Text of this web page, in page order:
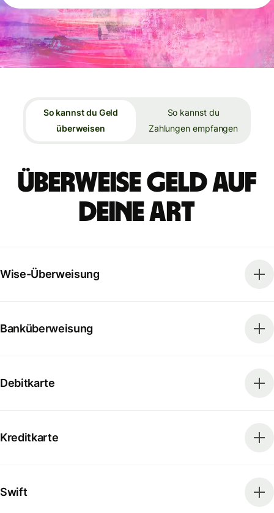
So kannst du Geld
überweisen
So kannst du
Zahlungen empfangen
Überweise Geld auf
deine Art
Wise-Überweisung
Banküberweisung
Debitkarte
Kreditkarte
Swift